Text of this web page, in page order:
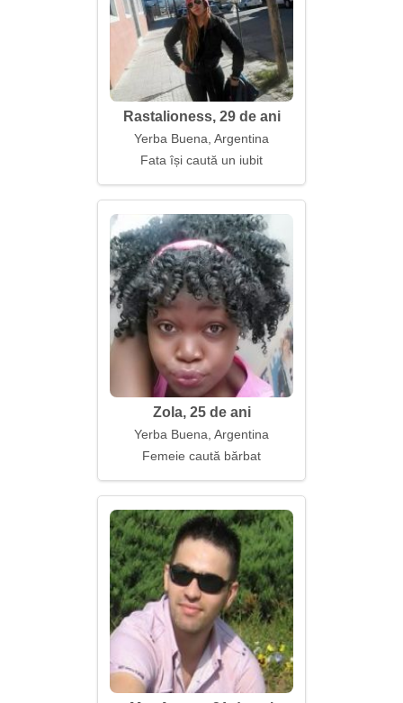
Rastalioness, 29 de ani
Yerba Buena, Argentina
Fata își caută un iubit
Zola, 25 de ani
Yerba Buena, Argentina
Femeie caută bărbat